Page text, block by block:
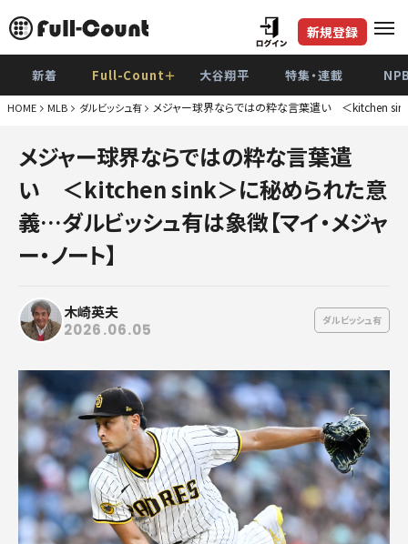
新規登録
新着 Full-Count＋ 大谷翔平 特集・連載
巨
ロ
オリ
HOME MLB ダルビッシュ有 メジャー球界ならではの粋な言葉遣い ＜kitchen sink
メジャー球界ならではの粋な言葉遣
い ＜kitchen sink＞に秘められた意
義…ダルビッシュ有は象徴【マイ・メジャ
ー・ノート】
木崎英夫
2026.06.05
ダルビッシュ有